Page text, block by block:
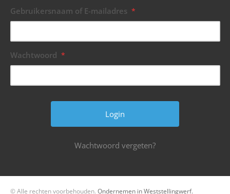
Gebruikersnaam of E-mailadres *
Wachtwoord *
Wachtwoord vergeten?
© Alle rechten voorbehouden. Ondernemen in Weststellingwerf.